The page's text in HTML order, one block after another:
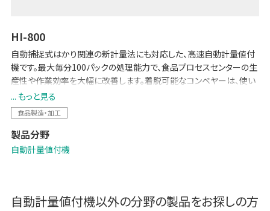
HI-800
自動捕捉式はかり関連の新計量法にも対応した、高速自動計量値付
機です。最大毎分100パックの処理能力で、食品プロセスセンターの生
産性や作業効率を大幅に改善します。着脱可能なコンベヤーは、使い
勝手だけでなく衛生面やメンテナンス性にも優れています。
... もっと見る
食品製造・加工
製品分野
自動計量値付機
自動計量値付機以外の分野の製品をお探しの方